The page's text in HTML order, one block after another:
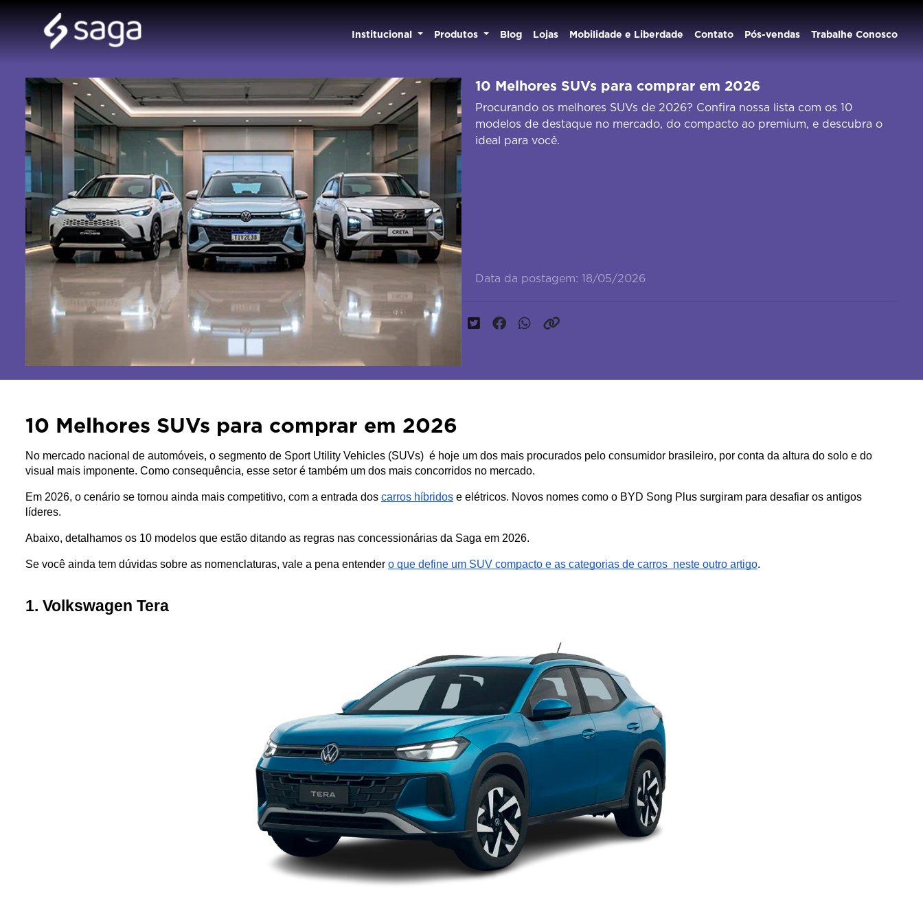
Institucional Produtos Blog Lojas Mobilidade e Liberdade Contato Pós-vendas Trabalhe Conosco
10 Melhores SUVs para comprar em 2026
Procurando os melhores SUVs de 2026? Confira nossa lista com os 10
modelos de destaque no mercado, do compacto ao premium, e descubra o
ideal para você.
Data da postagem: 18/05/2026
10 Melhores SUVs para comprar em 2026
No mercado nacional de automóveis, o segmento de Sport Utility Vehicles (SUVs)  é hoje um dos mais procurados pelo consumidor brasileiro, por conta da altura do solo e do
visual mais imponente. Como consequência, esse setor é também um dos mais concorridos no mercado.
Em 2026, o cenário se tornou ainda mais competitivo, com a entrada dos carros híbridos e elétricos. Novos nomes como o BYD Song Plus surgiram para desafiar os antigos
líderes.
Abaixo, detalhamos os 10 modelos que estão ditando as regras nas concessionárias da Saga em 2026.
Se você ainda tem dúvidas sobre as nomenclaturas, vale a pena entender o que define um SUV compacto e as categorias de carros  neste outro artigo.
1. Volkswagen Tera